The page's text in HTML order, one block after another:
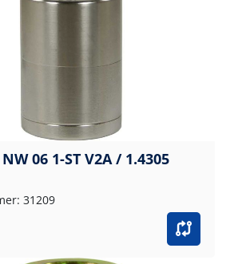
06 1-ST V2A / 1.4305
31209